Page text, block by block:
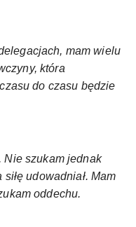
mam wielu
która
do czasu będzie
Nie szukam jednak
udowadniał. Mam
oddechu.